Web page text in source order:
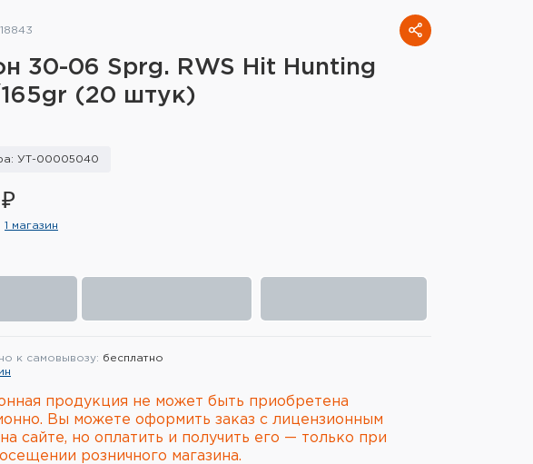
30-06 Sprg. RWS Hit Hunting
165gr (20 штук)
УТ-00005040
1 магазин
к самовывозу: бесплатно
продукция не может быть приобретена
Вы можете оформить заказ с лицензионным
сайте, но оплатить и получить его — только при
розничного магазина.